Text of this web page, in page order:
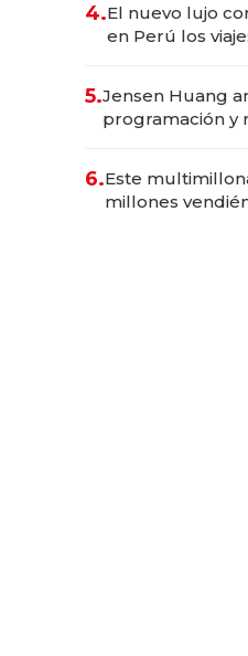
4.El nuevo lujo
en Perú los
transformadoras
5.Jensen Huang
programación y
6.Este
millones